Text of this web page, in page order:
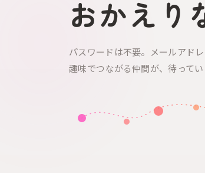
おかえり
パスワードは不要。メールアド
趣味でつながる仲間が、待ってい